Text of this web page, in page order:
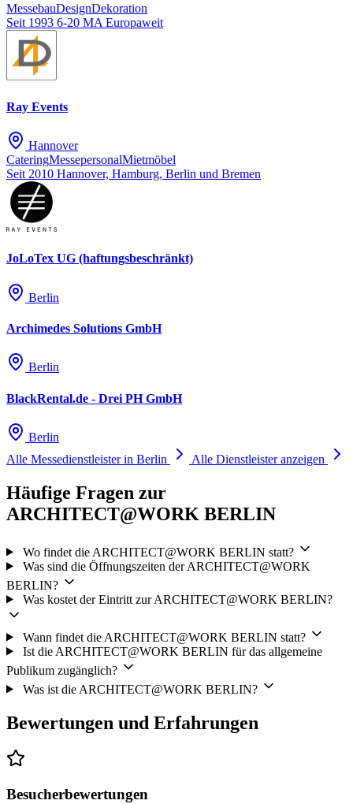
MessebauDesignDekoration
Seit 1993 6-20 MA Europaweit
Ray Events
Hannover
CateringMessepersonalMietmöbel
Seit 2010 Hannover, Hamburg, Berlin und Bremen
JoLoTex UG (haftungsbeschränkt)
Berlin
Archimedes Solutions GmbH
Berlin
BlackRental.de - Drei PH GmbH
Berlin
Alle Messedienstleister in Berlin
Alle Dienstleister anzeigen
Häufige Fragen zur
ARCHITECT@WORK BERLIN
Wo findet die ARCHITECT@WORK BERLIN statt?
Was sind die Öffnungszeiten der ARCHITECT@WORK
BERLIN?
Was kostet der Eintritt zur ARCHITECT@WORK BERLIN?
Wann findet die ARCHITECT@WORK BERLIN statt?
Ist die ARCHITECT@WORK BERLIN für das allgemeine
Publikum zugänglich?
Was ist die ARCHITECT@WORK BERLIN?
Bewertungen und Erfahrungen
Besucherbewertungen